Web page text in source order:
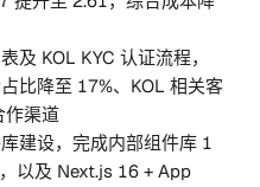
及 KOL KYC 认证流程，
比降至 17%、KOL 相关客
作渠道
建设，完成内部组件库 1
以及 Next.js 16 + App